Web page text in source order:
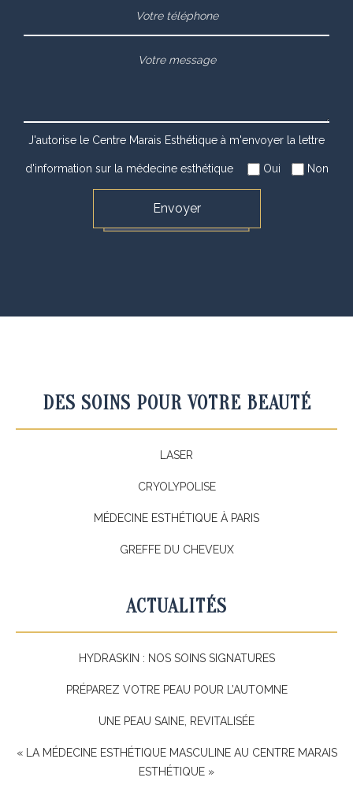
J'autorise le Centre Marais Esthétique à m'envoyer la lettre
d'information sur la médecine esthétique Oui Non
DES SOINS POUR VOTRE BEAUTÉ
LASER
CRYOLYPOLISE
MÉDECINE ESTHÉTIQUE À PARIS
GREFFE DU CHEVEUX
ACTUALITÉS
HYDRASKIN : NOS SOINS SIGNATURES
PRÉPAREZ VOTRE PEAU POUR L’AUTOMNE
UNE PEAU SAINE, REVITALISÉE
« LA MÉDECINE ESTHÉTIQUE MASCULINE AU CENTRE MARAIS
ESTHÉTIQUE »